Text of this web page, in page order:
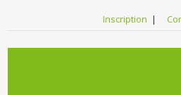
Inscription |